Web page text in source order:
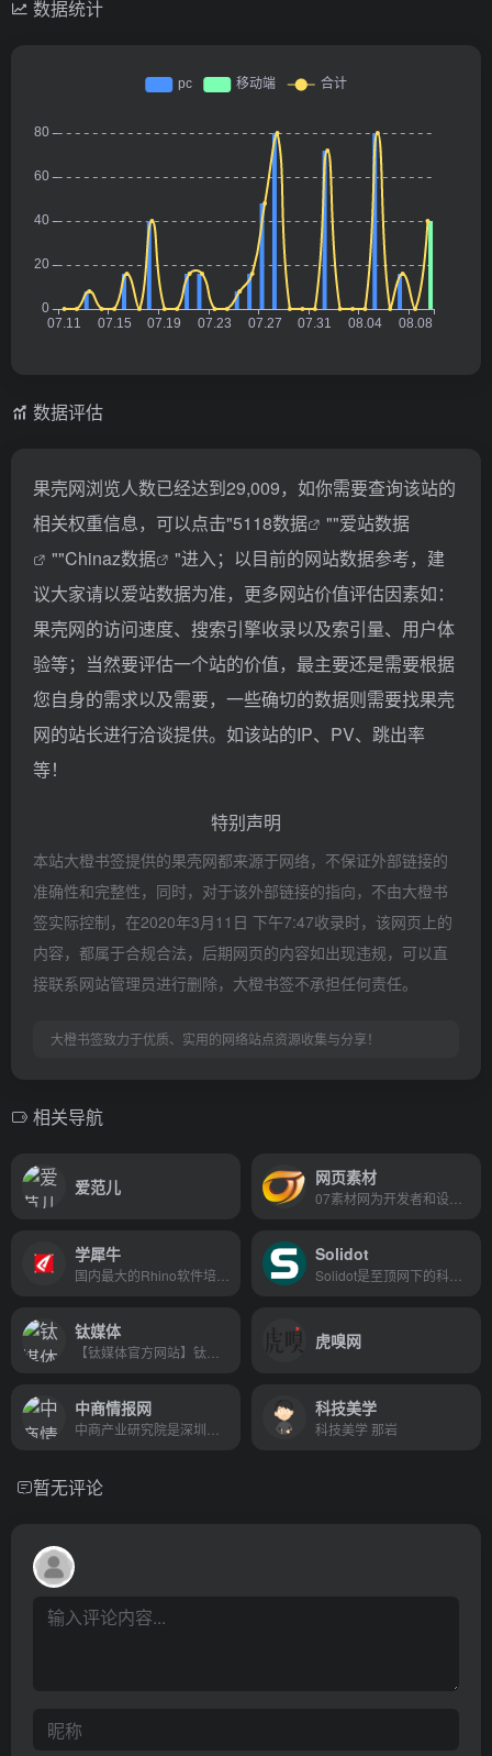
数据统计
数据评估
果壳网浏览人数已经达到29,009，如你需要查询该站的
相关权重信息，可以点击"5118数据 ""爱站数据
""Chinaz数据
"进入；以目前的网站数据参考，建
议大家请以爱站数据为准，更多网站价值评估因素如：
果壳网的访问速度、搜索引擎收录以及索引量、用户体
验等；当然要评估一个站的价值，最主要还是需要根据
您自身的需求以及需要，一些确切的数据则需要找果壳
网的站长进行洽谈提供。如该站的IP、PV、跳出率
等！
特别声明
本站大橙书签提供的果壳网都来源于网络，不保证外部链接的
准确性和完整性，同时，对于该外部链接的指向，不由大橙书
签实际控制，在2020年3月11日 下午7:47收录时，该网页上的
内容，都属于合规合法，后期网页的内容如出现违规，可以直
接联系网站管理员进行删除，大橙书签不承担任何责任。
大橙书签致力于优质、实用的网络站点资源收集与分享！
相关导航
爱范儿 网页素材
学犀牛 Solidot
钛媒体 虎嗅网
中商情报网 科技美学
科技美学 那岩
暂无评论